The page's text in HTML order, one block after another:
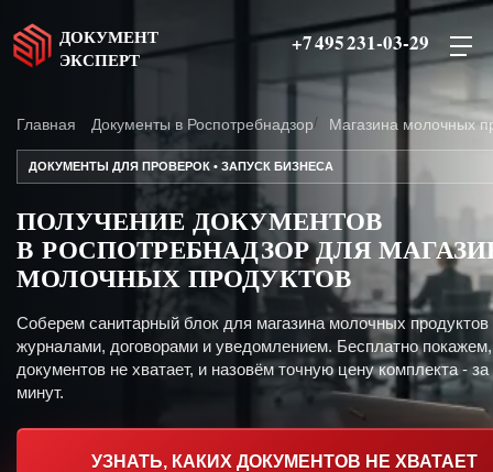
ДОКУМЕНТ
ЭКСПЕРТ
+7 495 231-03-29
Главная Документы в Роспотребнадзор Магазина молочных
ДОКУМЕНТЫ ДЛЯ ПРОВЕРОК • ЗАПУСК БИЗНЕСА
ПОЛУЧЕНИЕ ДОКУМЕНТОВ
В РОСПОТРЕБНАДЗОР ДЛЯ
МОЛОЧНЫХ ПРОДУКТОВ
Соберем санитарный блок для магазина молочных
журналами, договорами и уведомлением. Бесплатно покажем,
документов не хватает, и назовём точную цену комплекта - за
минут.
УЗНАТЬ, КАКИХ ДОКУМЕНТОВ НЕ ХВАТАЕТ